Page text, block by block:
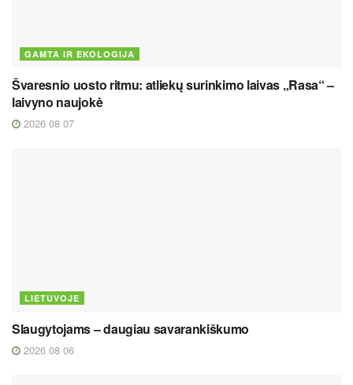
GAMTA IR EKOLOGIJA
Švaresnio uosto ritmu: atliekų surinkimo laivas „Rasa“ –
laivyno naujokė
2026 08 07
LIETUVOJE
Slaugytojams – daugiau savarankiškumo
2026 08 06